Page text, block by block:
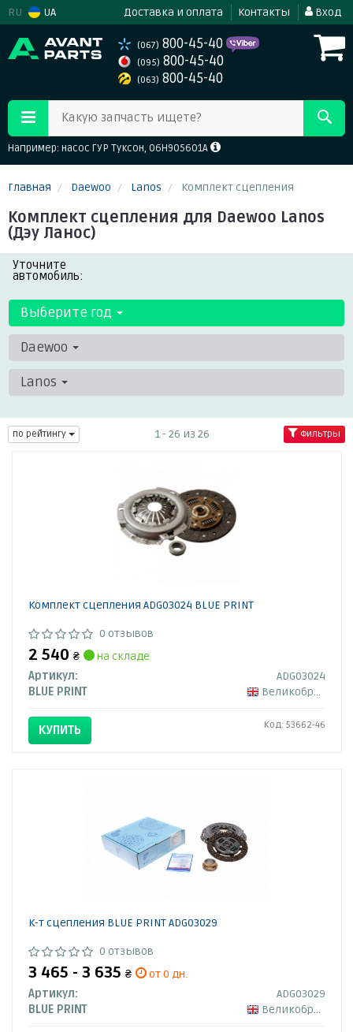
RU UA Доставка и оплата Контакты Вход
(067) 800-45-40
(095) 800-45-40
(063) 800-45-40
Какую запчасть ищете?
Например: насос ГУР Туксон, 06H905601A
Главная Daewoo Lanos Комплект сцепления
Комплект сцепления для Daewoo Lanos
(Дэу Ланос)
Уточните
автомобиль:
Выберите год
Daewoo
Lanos
по рейтингу 1 - 26 из 26 Фильтры
Комплект сцепления ADG03024 BLUE PRINT
0 отзывов
2 540 ₴
на складе
Артикул:
ADG03024
BLUE PRINT
Великобритания
КУПИТЬ Код: 53662-46
К-т сцепления BLUE PRINT ADG03029
0 отзывов
3 465 - 3 635 ₴
от 0 дн.
Артикул:
ADG03029
BLUE PRINT
Великобритания